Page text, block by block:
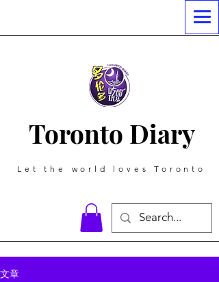
Toronto Diary
Let the world loves Toronto
文章